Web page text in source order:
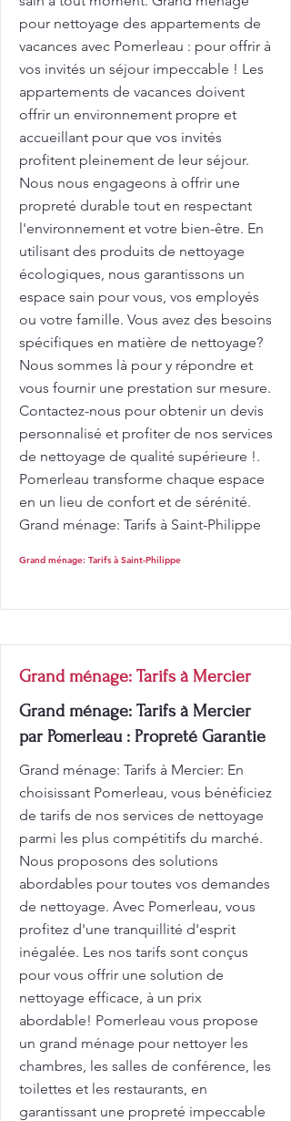
pour nettoyage des appartements de
vacances avec Pomerleau : pour offrir à
vos invités un séjour impeccable ! Les
appartements de vacances doivent
offrir un environnement propre et
accueillant pour que vos invités
profitent pleinement de leur séjour.
Nous nous engageons à offrir une
propreté durable tout en respectant
l'environnement et votre bien-être. En
utilisant des produits de nettoyage
écologiques, nous garantissons un
espace sain pour vous, vos employés
ou votre famille. Vous avez des besoins
spécifiques en matière de nettoyage?
Nous sommes là pour y répondre et
vous fournir une prestation sur mesure.
Contactez-nous pour obtenir un devis
personnalisé et profiter de nos services
de nettoyage de qualité supérieure !.
Pomerleau transforme chaque espace
en un lieu de confort et de sérénité.
Grand ménage: Tarifs à Saint-Philippe
Grand ménage: Tarifs à Saint-Philippe
Grand ménage: Tarifs à Mercier
Grand ménage: Tarifs à Mercier
par Pomerleau : Propreté Garantie
Grand ménage: Tarifs à Mercier: En
choisissant Pomerleau, vous bénéficiez
de tarifs de nos services de nettoyage
parmi les plus compétitifs du marché.
Nous proposons des solutions
abordables pour toutes vos demandes
de nettoyage. Avec Pomerleau, vous
profitez d'une tranquillité d'esprit
inégalée. Les nos tarifs sont conçus
pour vous offrir une solution de
nettoyage efficace, à un prix
abordable! Pomerleau vous propose
un grand ménage pour nettoyer les
chambres, les salles de conférence, les
toilettes et les restaurants, en
garantissant une propreté impeccable